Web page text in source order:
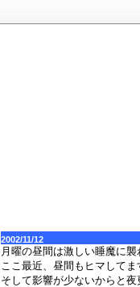
2002/11/12
月曜の昼間は激しい睡魔に
ここ最近、昼間もヒマしてま
そして影響が少ないからと夜